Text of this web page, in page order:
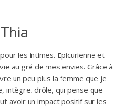
Thia
les intimes. Epicurienne et
au gré de mes envies. Grâce à
un peu plus la femme que je
intègre, drôle, qui pense que
avoir un impact positif sur les